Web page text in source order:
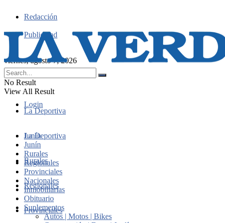
Redacción
Publicidad
viernes, agosto 7, 2026
Login
No Result
View All Result
La Deportiva
Junín
Rurales
Regionales
Provinciales
La Deportiva
Junín
Rurales
Regionales
Provinciales
Nacionales
Inmobiliarias
Obituario
Suplementos
Autos | Motos | Bikes